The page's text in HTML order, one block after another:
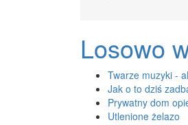
Losowo
Twarze muzyki -
Jak o to dziś
Prywatny dom
Utlenione żelazo